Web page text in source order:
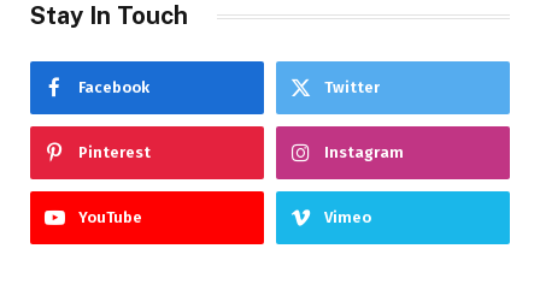
Stay In Touch
Facebook Twitter
Pinterest Instagram
YouTube Vimeo